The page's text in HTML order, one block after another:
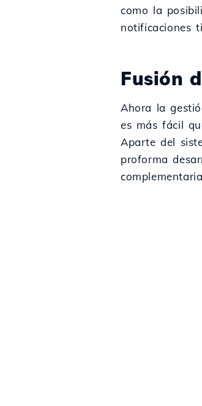
como la
notificaciones
Fusión
Ahora la
es más fácil
Aparte del
proforma